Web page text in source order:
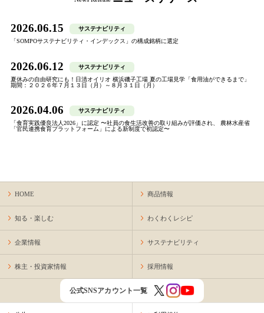
2026.06.15
サステナビリティ
「SOMPOサステナビリティ・インデックス」の構成銘柄に選定
2026.06.12
サステナビリティ
夏休みの自由研究にも！日清オイリオ 横浜磯子工場 夏の工場見学「食用油ができるまで」
期間：２０２６年７月１３日（月）～８月３１日（月）
2026.04.06
サステナビリティ
「食育実践優良法人2026」に認定 〜社員の食生活改善の取り組みが評価され、 農林水産省
「官民連携食育プラットフォーム」による新制度で初認定〜
HOME 商品情報
知る・楽しむ わくわくレシピ
企業情報 サステナビリティ
株主・投資家情報 採用情報
公式SNSアカウント一覧